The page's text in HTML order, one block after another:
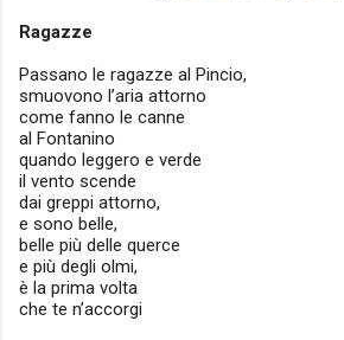
Ragazze
Passano le ragazze al Pincio,
smuovono l’aria attorno
come fanno le canne
al Fontanino
quando leggero e verde
il vento scende
dai greppi attorno,
e sono belle,
belle più delle querce
e più degli olmi,
è la prima volta
che te n’accorgi